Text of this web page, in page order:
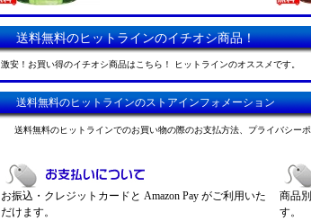
送料無料のヒットラインのイチオシ商品！
激安！お買い得のイチオシ商品はこちら！ ヒットラインのオススメです。
送料無料のヒットラインのストアインフォメーション
送料無料のヒットラインでのお買い物の際のお支払方法、プライバシー
お振込・クレジットカードと Amazon Pay がご利用いた
だけます。
商品
す。